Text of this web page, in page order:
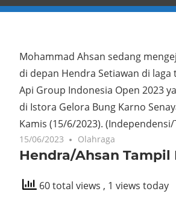
dan
Mohammad Ahsan sedang
di depan Hendra Setiawan di
Api Group Indonesia Open 2023
di Istora Gelora Bung Karno
Kamis (15/6/2023).
15/06/2023 Olahraga
Hendra/Ahsan Tampil
60 total views , 1 views today